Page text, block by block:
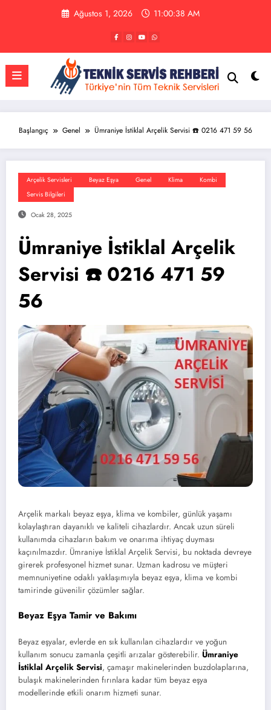
Ağustos 1, 2026 11:00:39 AM
Başlangıç Genel Ümraniye İstiklal Arçelik Servisi ☎️ 0216 471 59 56
Arçelik Servisleri Beyaz Eşya Genel Klima
Kombi
Servis Bilgileri
Ocak 28, 2025
Ümraniye İstiklal Arçelik
Servisi ☎️ 0216 471 59
56
Arçelik markalı beyaz eşya, klima ve kombiler, günlük yaşamı
kolaylaştıran dayanıklı ve kaliteli cihazlardır. Ancak uzun süreli
kullanımda cihazların bakım ve onarıma ihtiyaç duyması
kaçınılmazdır. Ümraniye İstiklal Arçelik Servisi, bu noktada devreye
girerek profesyonel hizmet sunar. Uzman kadrosu ve müşteri
memnuniyetine odaklı yaklaşımıyla beyaz eşya, klima ve kombi
tamirinde güvenilir çözümler sağlar.
Beyaz Eşya Tamir ve Bakımı
Beyaz eşyalar, evlerde en sık kullanılan cihazlardır ve yoğun
kullanım sonucu zamanla çeşitli arızalar gösterebilir. Ümraniye
İstiklal Arçelik Servisi, çamaşır makinelerinden buzdolaplarına,
bulaşık makinelerinden fırınlara kadar tüm beyaz eşya
modellerinde etkili onarım hizmeti sunar.